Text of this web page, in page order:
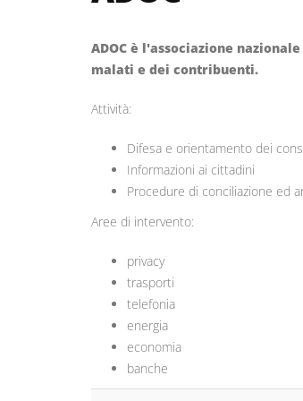
ADOC è l'associazione
malati e dei contribuenti.
Attività:
Difesa e orientamento dei
Informazioni ai cittadini
Procedure di conciliazione ed
Aree di intervento:
privacy
trasporti
telefonia
energia
economia
banche